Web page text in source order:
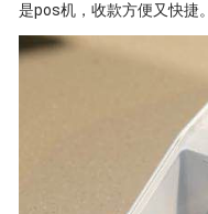
是pos机，收款方便又快捷。